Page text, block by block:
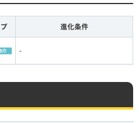
進化条件
-